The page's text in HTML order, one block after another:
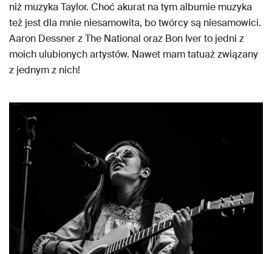
niż muzyka Taylor. Choć akurat na tym albumie muzyka
też jest dla mnie niesamowita, bo twórcy są niesamowici.
Aaron Dessner z The National oraz Bon Iver to jedni z
moich ulubionych artystów. Nawet mam tatuaż związany
z jednym z nich!